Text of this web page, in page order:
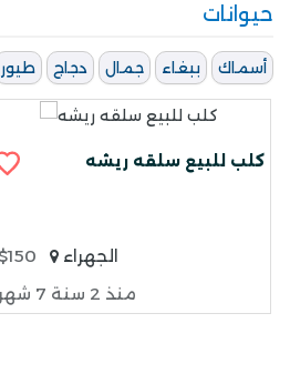
حيوانات
أسماك ببغاء جمال دجاج طيور
كلب للبيع سلقه ريشه
الجهراء
منذ 2 سنة 7 شهر